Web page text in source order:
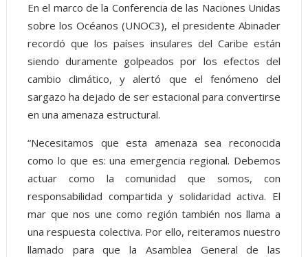
En el marco de la Conferencia de las Naciones Unidas
sobre los Océanos (UNOC3), el presidente Abinader
recordó que los países insulares del Caribe están
siendo duramente golpeados por los efectos del
cambio climático, y alertó que el fenómeno del
sargazo ha dejado de ser estacional para convertirse
en una amenaza estructural.
“Necesitamos que esta amenaza sea reconocida
como lo que es: una emergencia regional. Debemos
actuar como la comunidad que somos, con
responsabilidad compartida y solidaridad activa. El
mar que nos une como región también nos llama a
una respuesta colectiva. Por ello, reiteramos nuestro
llamado para que la Asamblea General de las